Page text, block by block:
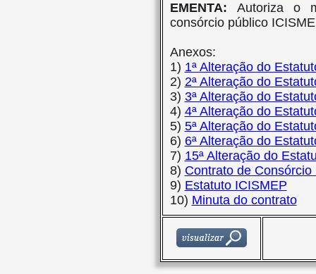
EMENTA: Autoriza o
consórcio público
Anexos:
1) 1ª Alteração do
2) 2ª Alteração do
3) 3ª Alteração do
4) 4ª Alteração do
5) 5ª Alteração do
6) 6ª Alteração do
7) 15ª Alteração do
8) Contrato de Consórcio
9) Estatuto ICISMEP
10) Minuta do contrato